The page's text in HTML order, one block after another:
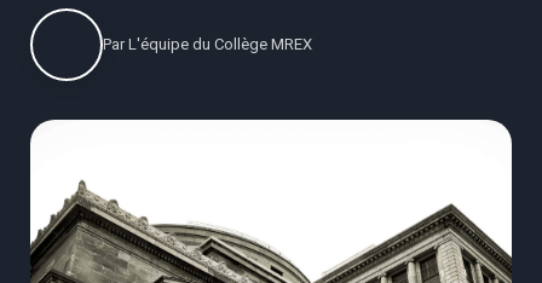
Par L'équipe du Collège MREX